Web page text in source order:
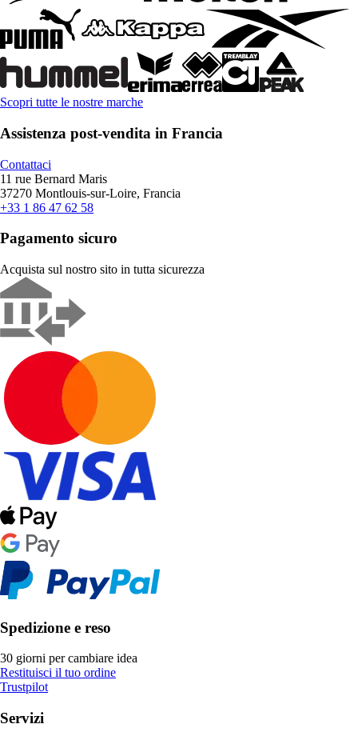
Scopri tutte le nostre marche
Assistenza post-vendita in Francia
Contattaci
11 rue Bernard Maris
37270 Montlouis-sur-Loire, Francia
+33 1 86 47 62 58
Pagamento sicuro
Acquista sul nostro sito in tutta sicurezza
Spedizione e reso
30 giorni per cambiare idea
Restituisci il tuo ordine
Trustpilot
Servizi